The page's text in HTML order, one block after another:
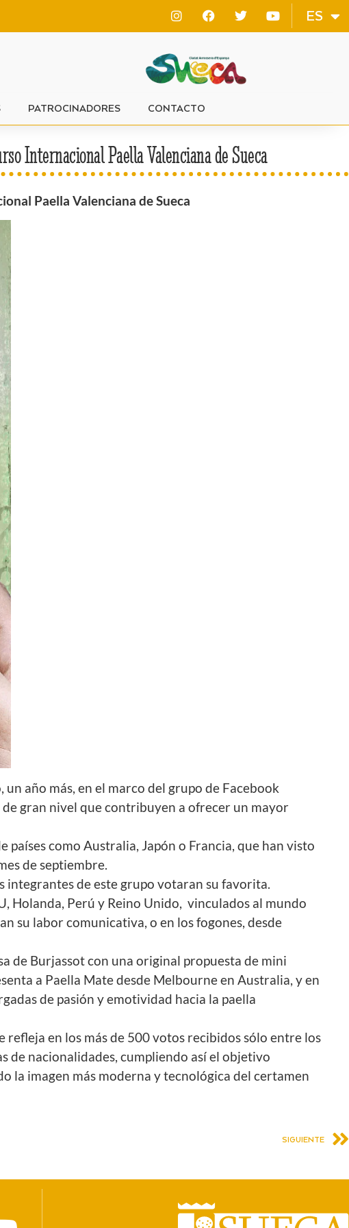
ES
EN
PATROCINADORES CONTACTO
Internacional Paella Valenciana de Sueca
Paella Valenciana de Sueca
año más, en el marco del grupo de Facebook
gran nivel que contribuyen a ofrecer un mayor
países como Australia, Japón o Francia, que han visto
de septiembre.
integrantes de este grupo votaran su favorita.
Holanda, Perú y Reino Unido, vinculados al mundo
su labor comunicativa, o en los fogones, desde
de Burjassot con una original propuesta de mini
a Paella Mate desde Melbourne en Australia, y en
de pasión y emotividad hacia la paella
en los más de 500 votos recibidos sólo entre los
de nacionalidades, cumpliendo así el objetivo
la imagen más moderna y tecnológica del certamen
SIGUIENTE